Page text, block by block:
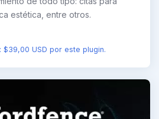
estética, entre otros.
$39,00 USD por este plugin.